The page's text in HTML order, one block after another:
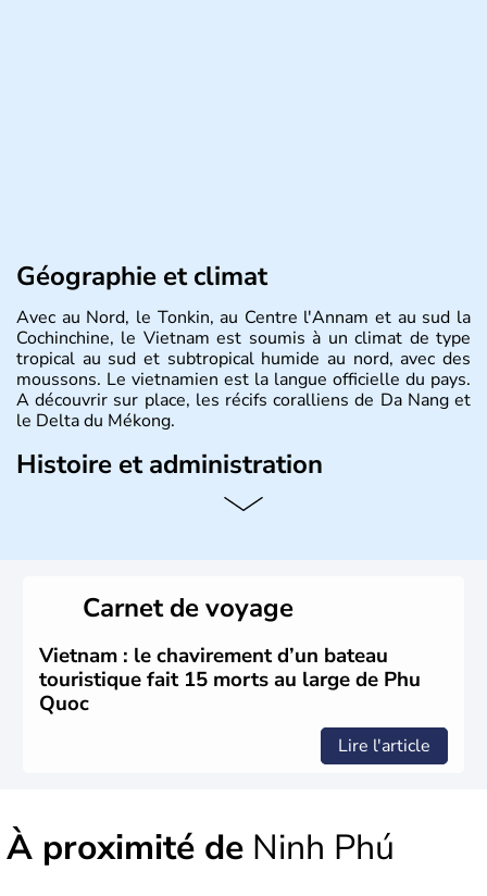
Géographie et climat
Avec au Nord, le Tonkin, au Centre l'Annam et au sud la
Cochinchine, le Vietnam est soumis à un climat de type
tropical au sud et subtropical humide au nord, avec des
moussons. Le vietnamien est la langue officielle du pays.
A découvrir sur place, les récifs coralliens de Da Nang et
le Delta du Mékong.
Histoire et administration
Pays d'Asie du Sud-Est situé sur l'est de la péninsule
nom récent de l'ancienne Saïgon.
Carnet de voyage
Vietnam : le chavirement d’un bateau
touristique fait 15 morts au large de Phu
Quoc
Lire l'article
À proximité de Ninh Phú